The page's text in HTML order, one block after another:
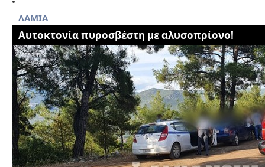
ΛΑΜΙΑ
Aυτοκτονία πυροσβέστη με αλυσοπρίονο!